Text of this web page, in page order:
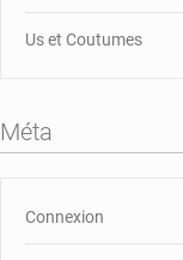
Us et Coutumes
Méta
Connexion